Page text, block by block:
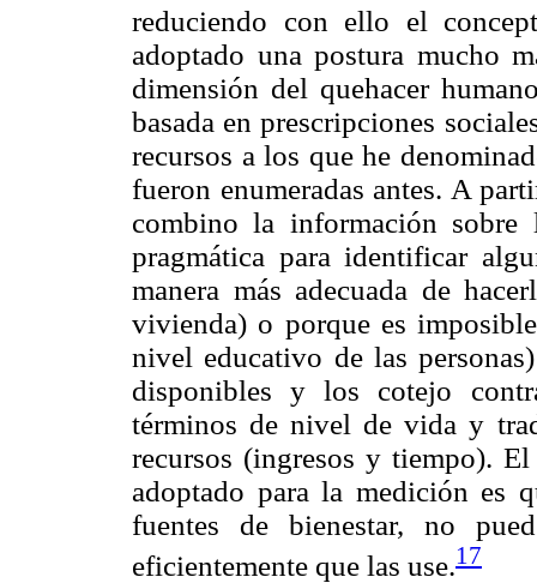
reduciendo con ello el
adoptado una postura mucho
dimensión del quehacer
basada en prescripciones
recursos a los que he
fueron enumeradas antes. A
combino la información sobre
pragmática para identificar
manera más adecuada de
vivienda) o porque es
nivel educativo de las
disponibles y los cotejo
términos de nivel de vida y
recursos (ingresos y tiempo).
adoptado para la medición es
fuentes de bienestar, no
eficientemente que las use.17